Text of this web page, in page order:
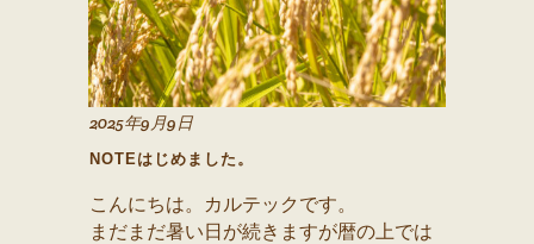
2025年9月9日
NOTEはじめました。
こんにちは。カルテックです。
まだまだ暑い日が続きますが暦の上では